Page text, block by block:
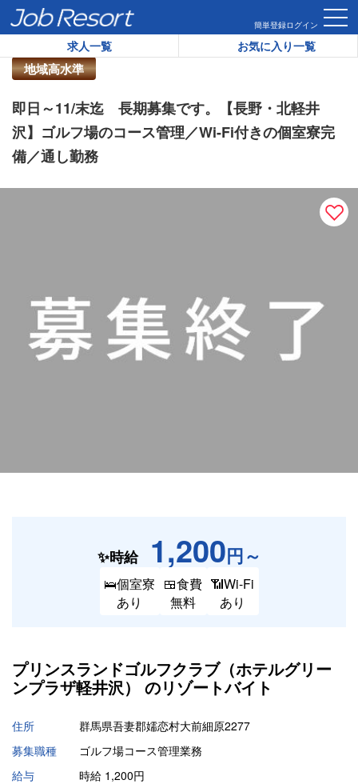
簡単登録ログイン
求人一覧 お気に入り一覧
HOME 求人一覧 即日～11/末迄 長期募集です。【長野・北
地域高水準
リゾートバイト求人番号：
即日～11/末迄 長期募集です。【長野・北軽井
沢】ゴルフ場のコース管理／Wi-Fi付きの個室寮完
備／通し勤務
✨時給 1,200円～
🛌個室寮
あり
🍱食費
無料
📶Wi-Fi
あり
プリンスランドゴルフクラブ（ホテルグリー
ンプラザ軽井沢） のリゾートバイト
住所
群馬県吾妻郡嬬恋村大前細原2277
募集職種
ゴルフ場コース管理業務
給与
時給 1,200円